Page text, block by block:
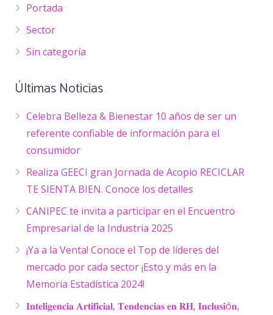
Portada
Sector
Sin categoría
Últimas Noticias
Celebra Belleza & Bienestar 10 años de ser un
referente confiable de información para el
consumidor
Realiza GEECI gran Jornada de Acopio RECICLAR
TE SIENTA BIEN. Conoce los detalles
CANIPEC te invita a participar en el Encuentro
Empresarial de la Industria 2025
¡Ya a la Venta! Conoce el Top de líderes del
mercado por cada sector ¡Esto y más en la
Memoria Estadística 2024!
𝐈𝐧𝐭𝐞𝐥𝐢𝐠𝐞𝐧𝐜𝐢𝐚 𝐀𝐫𝐭𝐢𝐟𝐢𝐜𝐢𝐚𝐥, 𝐓𝐞𝐧𝐝𝐞𝐧𝐜𝐢𝐚𝐬 𝐞𝐧 𝐑𝐇, 𝐈𝐧𝐜𝐥𝐮𝐬𝐢ó𝐧,